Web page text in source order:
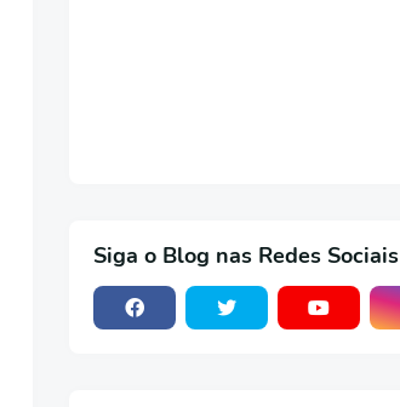
Siga o Blog nas Redes Sociais